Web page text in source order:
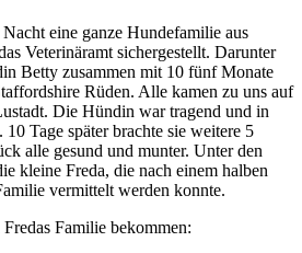
eine ganze Hundefamilie aus
Veterinäramt sichergestellt. Darunter
Betty zusammen mit 10 fünf Monate
Rüden. Alle kamen zu uns auf
Die Hündin war tragend und in
Tage später brachte sie weitere 5
alle gesund und munter. Unter den
kleine Freda, die nach einem halben
vermittelt werden konnte.
Familie bekommen: